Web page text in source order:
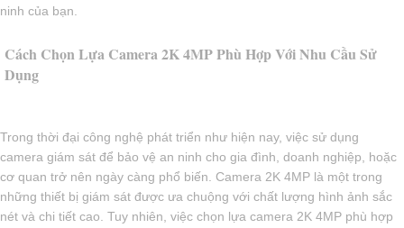
ninh của bạn.
Cách Chọn Lựa Camera 2K 4MP Phù Hợp Với Nhu Cầu Sử
Dụng
Trong thời đại công nghệ phát triển như hiện nay, việc sử dụng
camera giám sát để bảo vệ an ninh cho gia đình, doanh nghiệp, hoặc
cơ quan trở nên ngày càng phổ biến. Camera 2K 4MP là một trong
những thiết bị giám sát được ưa chuộng với chất lượng hình ảnh sắc
nét và chi tiết cao. Tuy nhiên, việc chọn lựa camera 2K 4MP phù hợp